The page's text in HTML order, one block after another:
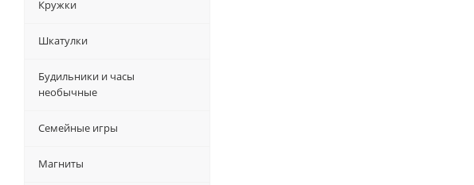
Кружки
Шкатулки
Будильники и часы
необычные
Семейные игры
Магниты